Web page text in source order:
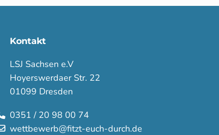
Kontakt
LSJ Sachsen e.V
Hoyerswerdaer Str. 22
01099 Dresden
0351 / 20 98 00 74
wettbewerb@fitzt-euch-durch.de